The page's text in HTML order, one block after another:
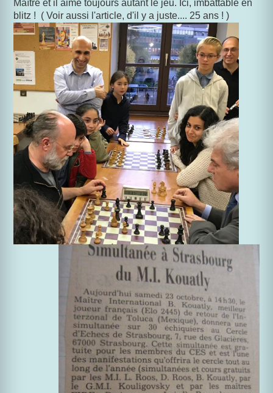
Maître et il aime toujours autant le jeu. Ici, imbattable en
blitz ! ( Voir aussi l'article, d'il y a juste.... 25 ans ! )